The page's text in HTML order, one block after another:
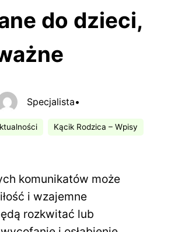
do dzieci,
Specjalista•
Kącik Rodzica – Wpisy
komunikatów może
i wzajemne
rozkwitać lub